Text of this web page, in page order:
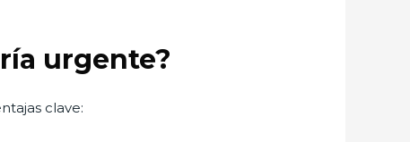
urgente?
clave: